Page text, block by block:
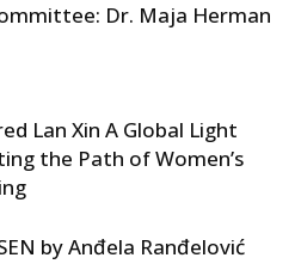
Dr. Maja Herman
Lan Xin A Global Light
the Path of Women’s
by Anđela Ranđelović